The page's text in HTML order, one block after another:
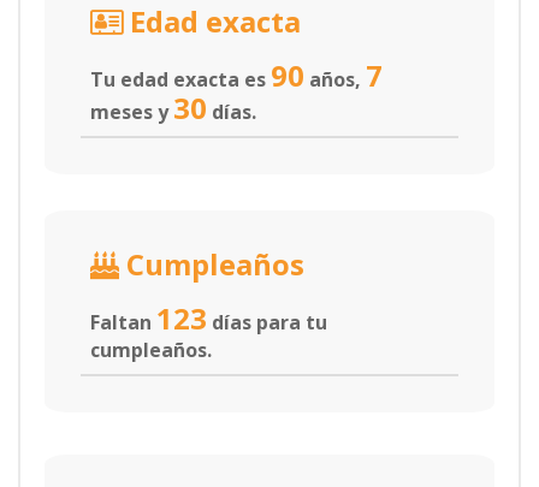
Edad exacta
Tu edad exacta es 90 años, 7
meses y30 días.
Cumpleaños
Faltan 123 días para tu
cumpleaños.